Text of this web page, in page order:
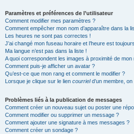
Paramètres et préférences de l’utilisateur
Comment modifier mes paramètres ?
Comment empêcher mon nom d’apparaître dans la
Les heures ne sont pas correctes !
J’ai changé mon fuseau horaire et l’heure est
Ma langue n’est pas dans la liste !
A quoi correspondent les images à proximité de mon
Comment puis-je afficher un avatar ?
Qu’est-ce que mon rang et comment le modifier ?
Lorsque je clique sur le lien courrield’un membre,
Problèmes liés à la publication de messages
Comment créer un nouveau sujet ou poster une
Comment modifier ou supprimer un message ?
Comment ajouter une signature à mes messages ?
Comment créer un sondage ?